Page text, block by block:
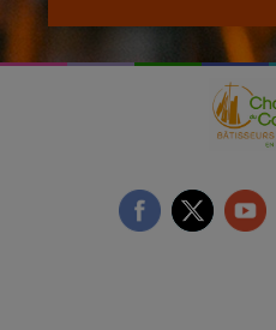
facebooktwitter